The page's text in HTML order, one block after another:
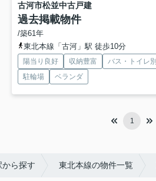
古河市松並中古戸建
過去掲載物件
/築61年
東北本線「古河」駅 徒歩10分
陽当り良好 収納豊富 バス・トイレ別
駐輪場
ベランダ
1
ら探す 東北本線の物件一覧